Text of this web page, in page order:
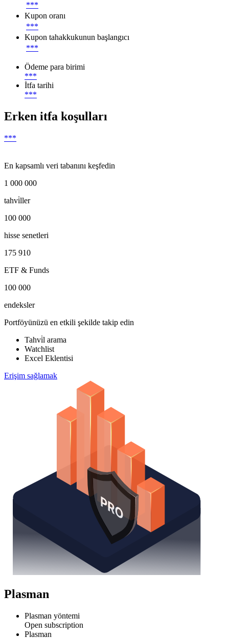
***
Kupon oranı
***
Kupon tahakkukunun başlangıcı
***
Ödeme para birimi
***
İtfa tarihi
***
Erken itfa koşulları
***
En kapsamlı veri tabanını keşfedin
1 000 000
tahvi̇ller
100 000
hisse senetleri
175 910
ETF & Funds
100 000
endeksler
Portföyünüzü en etkili şekilde takip edin
Tahvi̇l arama
Watchlist
Excel Eklentisi
Erişim sağlamak
Plasman
Plasman yöntemi
Open subscription
Plasman